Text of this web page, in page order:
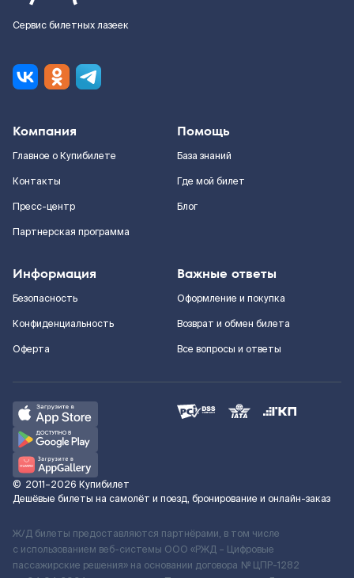
Сервис билетных лазеек
Компания
Главное о Купибилете
Контакты
Пресс-центр
Партнерская программа
Помощь
База знаний
Где мой билет
Блог
Информация
Безопасность
Конфиденциальность
Оферта
Важные ответы
Оформление и покупка
Возврат и обмен билета
Все вопросы и ответы
© 2011–2026 Купибилет
Дешёвые билеты на самолёт и поезд, бронирование и онлайн-заказ
Ж/Д билеты предоставляются партнёрами, в том числе
с использованием веб-системы ООО «РЖД – Цифровые
пассажирские решения» на основании договора № ЦПР-1282